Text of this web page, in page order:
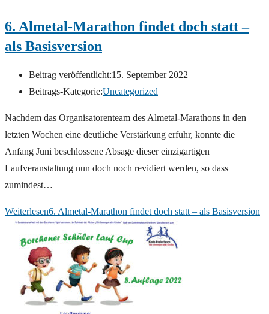
6. Almetal-Marathon findet doch statt –
als Basisversion
Beitrag veröffentlicht:15. September 2022
Beitrags-Kategorie:Uncategorized
Nachdem das Organisatorenteam des Almetal-Marathons in den
letzten Wochen eine deutliche Verstärkung erfuhr, konnte die
Anfang Juni beschlossene Absage dieser einzigartigen
Laufveranstaltung nun doch noch revidiert werden, so dass
zumindest…
Weiterlesen6. Almetal-Marathon findet doch statt – als Basisversion